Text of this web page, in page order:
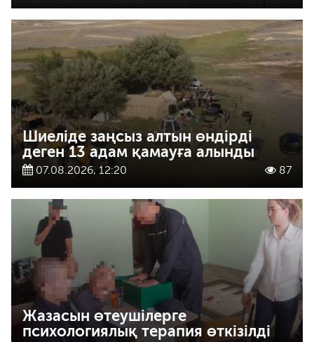
Шиеліде заңсыз алтын өндірді
деген 13 адам қамауға алынды
07.08.2026, 12:20 87
Жазасын өтеушілерге
психологиялық терапия өткізілді